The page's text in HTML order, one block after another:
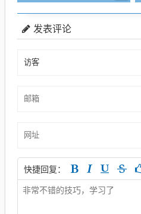
发表评论
快捷回复：